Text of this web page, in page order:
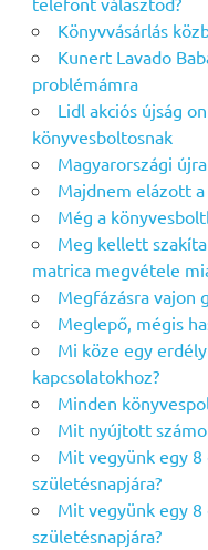
Könyvvásárlás
Kunert Lavado
problémámra
Lidl akciós újság
könyvesboltosnak
Magyarországi
Majdnem elázott
Még a
Meg kellett
matrica megvétele
Megfázásra vajon
Meglepő, mégis
Mi köze egy
kapcsolatokhoz?
Minden
Mit nyújtott
Mit vegyünk egy 8
születésnapjára?
Mit vegyünk egy 8
születésnapjára?